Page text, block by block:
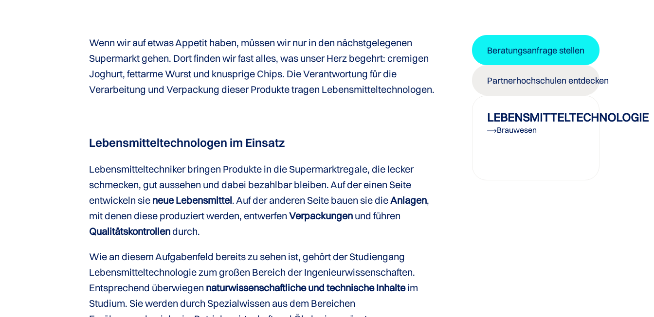
Wenn wir auf etwas Appetit haben, müssen wir nur in den nächstgelegenen
Supermarkt gehen. Dort finden wir fast alles, was unser Herz begehrt: cremigen
Joghurt, fettarme Wurst und knusprige Chips. Die Verantwortung für die
Verarbeitung und Verpackung dieser Produkte tragen Lebensmitteltechnologen.
Lebensmitteltechnologen im Einsatz
Lebensmitteltechniker bringen Produkte in die Supermarktregale, die lecker
schmecken, gut aussehen und dabei bezahlbar bleiben. Auf der einen Seite
entwickeln sie neue Lebensmittel. Auf der anderen Seite bauen sie dieAnlagen,
mit denen diese produziert werden, entwerfenVerpackungen und führen
Qualitätskontrollendurch.
Wie an diesem Aufgabenfeld bereits zu sehen ist, gehört der Studiengang
Lebensmitteltechnologie zum großen Bereich der Ingenieurwissenschaften.
Entsprechend überwiegen naturwissenschaftliche und technische Inhalteim
Studium. Sie werden durch Spezialwissen aus dem Bereichen
Beratungsanfrage stellen
Partnerhochschulen entdecken
LEBENSMITTELTECHNOLOGIE
Brauwesen